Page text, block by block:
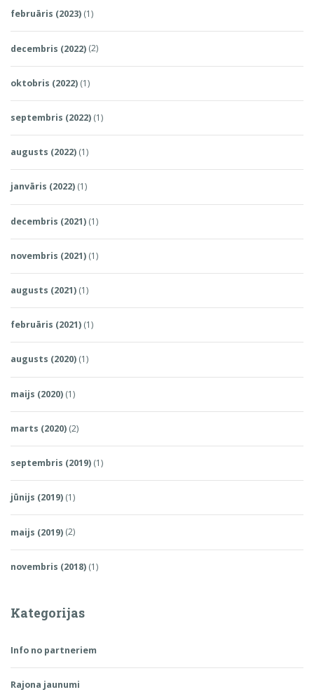
februāris (2023) (1)
decembris (2022) (2)
oktobris (2022) (1)
septembris (2022) (1)
augusts (2022) (1)
janvāris (2022) (1)
decembris (2021) (1)
novembris (2021) (1)
augusts (2021) (1)
februāris (2021) (1)
augusts (2020) (1)
maijs (2020) (1)
marts (2020) (2)
septembris (2019) (1)
jūnijs (2019) (1)
maijs (2019) (2)
novembris (2018) (1)
Kategorijas
Info no partneriem
Rajona jaunumi